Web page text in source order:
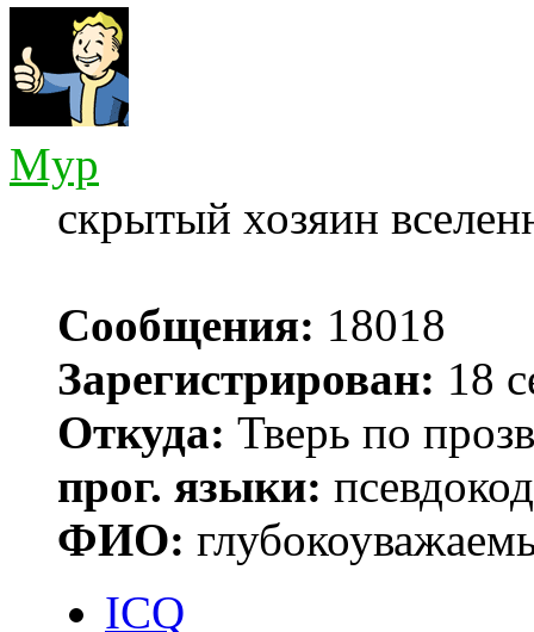
Myp
скрытый хозяин
Сообщения: 18018
Зарегистрирован: 18
Откуда: Тверь по
прог. языки:
ФИО:
ICQ